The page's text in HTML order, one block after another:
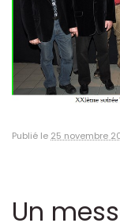
Publié le 25 novembre
Un